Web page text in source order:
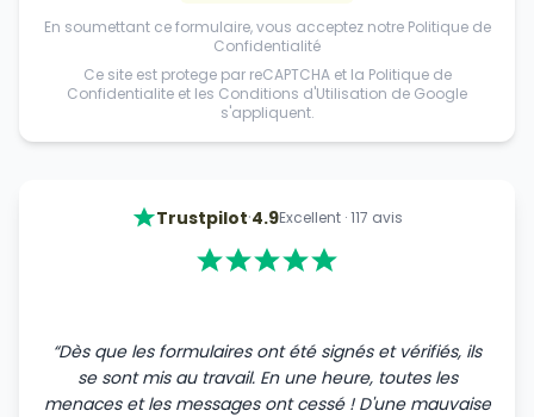
En soumettant ce formulaire, vous acceptez notre Politique de
Confidentialité
Ce site est protege par reCAPTCHA et la Politique de
Confidentialite et les Conditions d'Utilisation de Google
s'appliquent.
Trustpilot·4.9Excellent·117 avis
“Dès que les formulaires ont été signés et vérifiés, ils
se sont mis au travail. En une heure, toutes les
menaces et les messages ont cessé ! D'une mauvaise